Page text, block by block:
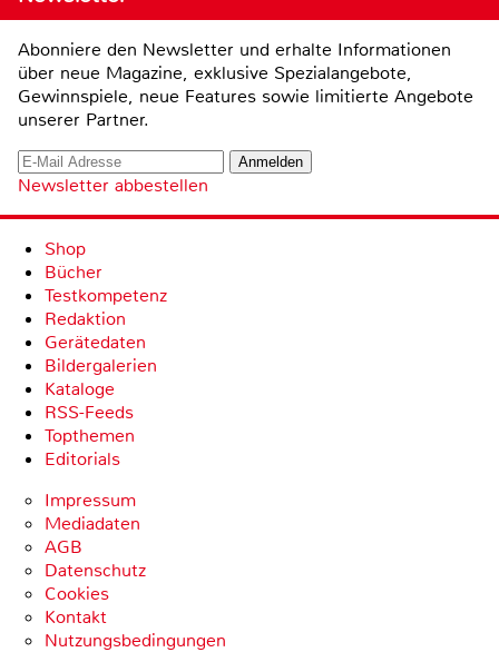
Abonniere den Newsletter und erhalte Informationen
über neue Magazine, exklusive Spezialangebote,
Gewinnspiele, neue Features sowie limitierte Angebote
unserer Partner.
Newsletter abbestellen
Shop
Bücher
Testkompetenz
Redaktion
Gerätedaten
Bildergalerien
Kataloge
RSS-Feeds
Topthemen
Editorials
Impressum
Mediadaten
AGB
Datenschutz
Cookies
Kontakt
Nutzungsbedingungen